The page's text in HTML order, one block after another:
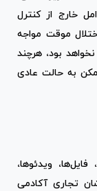
خارج از کنترل
موقت مواجه
بود، هرچند
به حالت عادی
ویدئوها،
تجاری آکادمی